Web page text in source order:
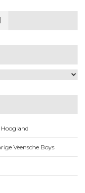
Hoogland
Veensche Boys